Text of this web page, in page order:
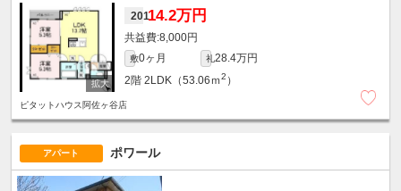
20114.2万円
8,000円
敷0ヶ月 礼28.4万円
2階 2LDK（53.06ｍ2 ）
ピタットハウス阿佐ヶ谷店
アパート ポワール